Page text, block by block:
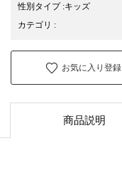
性別タイプ:キッズ
カテゴリ :
お気に入り登録
商品説明